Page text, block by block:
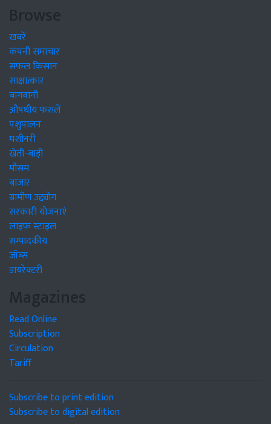
Browse
खबरें
कंपनी समाचार
सफल किसान
साक्षात्कार
बागवानी
औषधीय फसलें
पशुपालन
मशीनरी
खेती-बाड़ी
मौसम
बाजार
ग्रामीण उद्द्योग
सरकारी योजनाएं
लाइफ स्टाइल
सम्पादकीय
जॉब्स
डायरेक्टरी
Magazines
Read Online
Subscription
Circulation
Tariff
Subscribe to print edition
Subscribe to digital edition